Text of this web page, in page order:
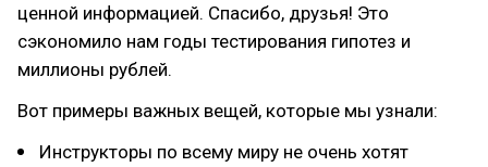
ценной информацией. Спасибо, друзья! Это
сэкономило нам годы тестирования гипотез и
миллионы рублей.
Вот примеры важных вещей, которые мы узнали:
Инструкторы по всему миру не очень хотят